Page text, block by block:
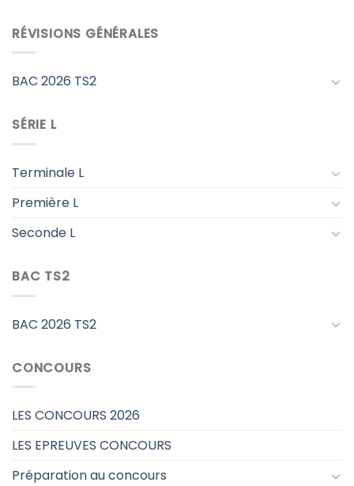
RÉVISIONS GÉNÉRALES
BAC 2026 TS2
SÉRIE L
Terminale L
Première L
Seconde L
BAC TS2
BAC 2026 TS2
CONCOURS
LES CONCOURS 2026
LES EPREUVES CONCOURS
Préparation au concours